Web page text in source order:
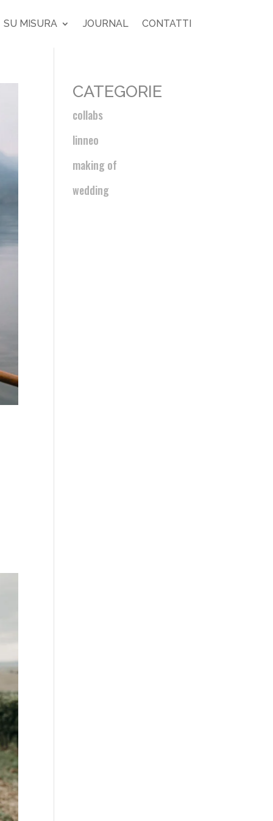
SU MISURA JOURNAL CONTATTI
CATEGORIE
collabs
linneo
making of
wedding